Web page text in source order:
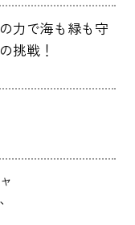
力で海も緑も守
挑戦！